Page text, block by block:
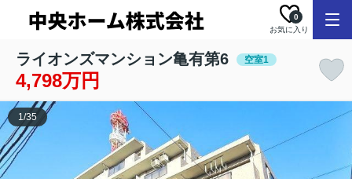
お気に入り
0
ライオンズマンション亀有第6 空室1
4,798万円
1/35